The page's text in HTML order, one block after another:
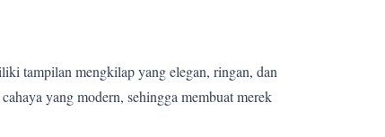
tampilan mengkilap yang elegan, ringan, dan
yang modern, sehingga membuat merek